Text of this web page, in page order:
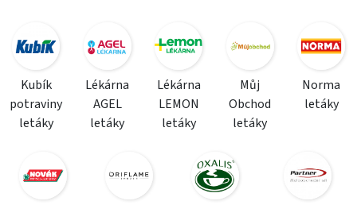
Kubík
potraviny
letáky
Lékárna
AGEL
letáky
Lékárna
LEMON
letáky
Můj
Obchod
letáky
Norma
letáky